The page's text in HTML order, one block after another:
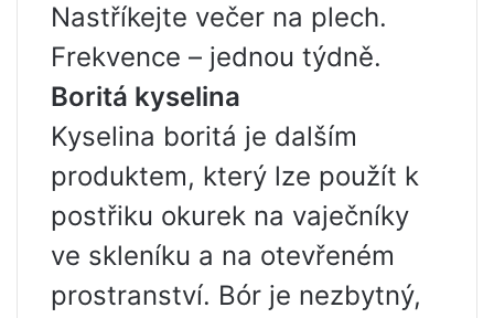
Nastříkejte večer na plech.
Frekvence – jednou týdně.
Boritá kyselina
Kyselina boritá je dalším
produktem, který lze použít k
postřiku okurek na vaječníky
ve skleníku a na otevřeném
prostranství. Bór je nezbytný,